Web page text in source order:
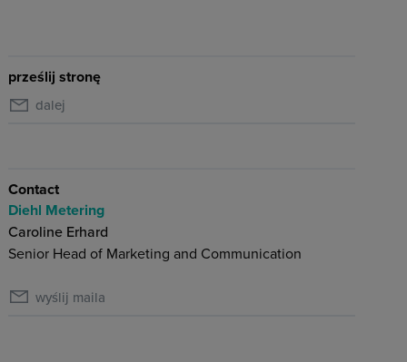
prześlij stronę
dalej
Contact
Diehl Metering
Caroline Erhard
Senior Head of Marketing and Communication
wyślij maila